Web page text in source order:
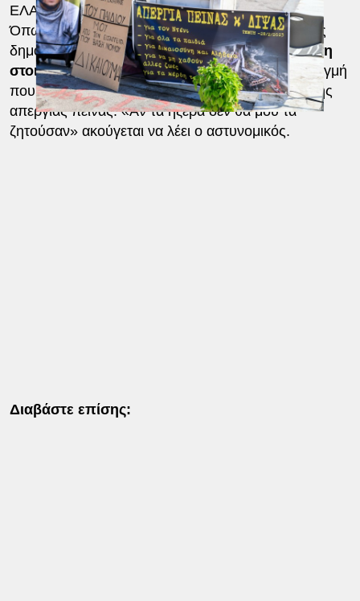
ΕΛΑΣ.
Όπως φαίνεται από βίντεο που βλέπει το φως της
δημοσιότητας, αστυνομικός ζήτησε ταυτοποίηση
στοιχείων του πατέρα του Ντένις Ρούτσι , τη στιγμή
που είχε γίνει γνωστό στο πανελλήνιο η είδηση της
απεργίας πείνας. «Αν τα ήξερα δεν θα μου τα
ζητούσαν» ακούγεται να λέει ο αστυνομικός.
Διαβάστε επίσης: